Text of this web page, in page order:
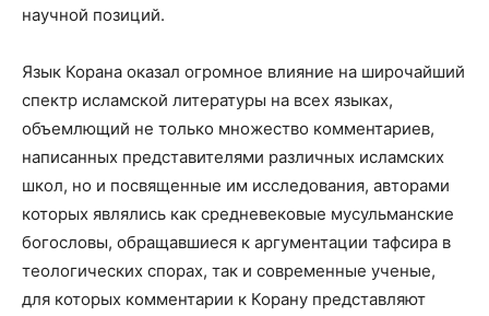
научной позиций.
Язык Корана оказал огромное влияние на широчайший
спектр исламской литературы на всех языках,
объемлющий не только множество комментариев,
написанных представителями различных исламских
школ, но и посвященные им исследования, авторами
которых являлись как средневековые мусульманские
богословы, обращавшиеся к аргументации тафсира в
теологических спорах, так и современные ученые,
для которых комментарии к Корану представляют